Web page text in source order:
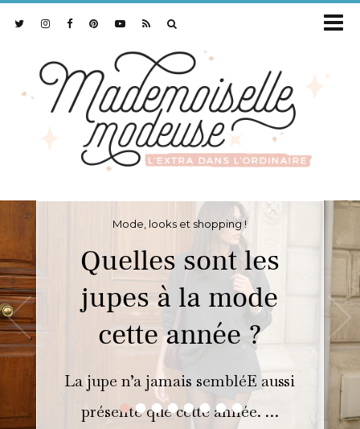
••••••••
Mode, looks et shopping !
Quelles sont les
jupes à la mode
cette année ?
La jupe n’a jamais sembléE aussi
présente que cette année. …